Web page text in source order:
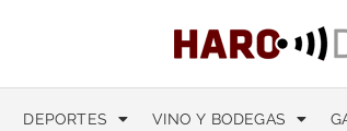
DEPORTES VINO Y BODEGAS